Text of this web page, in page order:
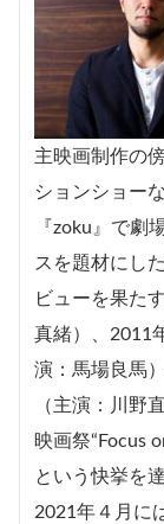
主映画制作の
ションショー
『zoku』で劇
スを題材にし
ビューを果た
真緒）、2011
演：馬場良馬
（主演：川野
映画祭“Focus
という快挙を
2021年４月に